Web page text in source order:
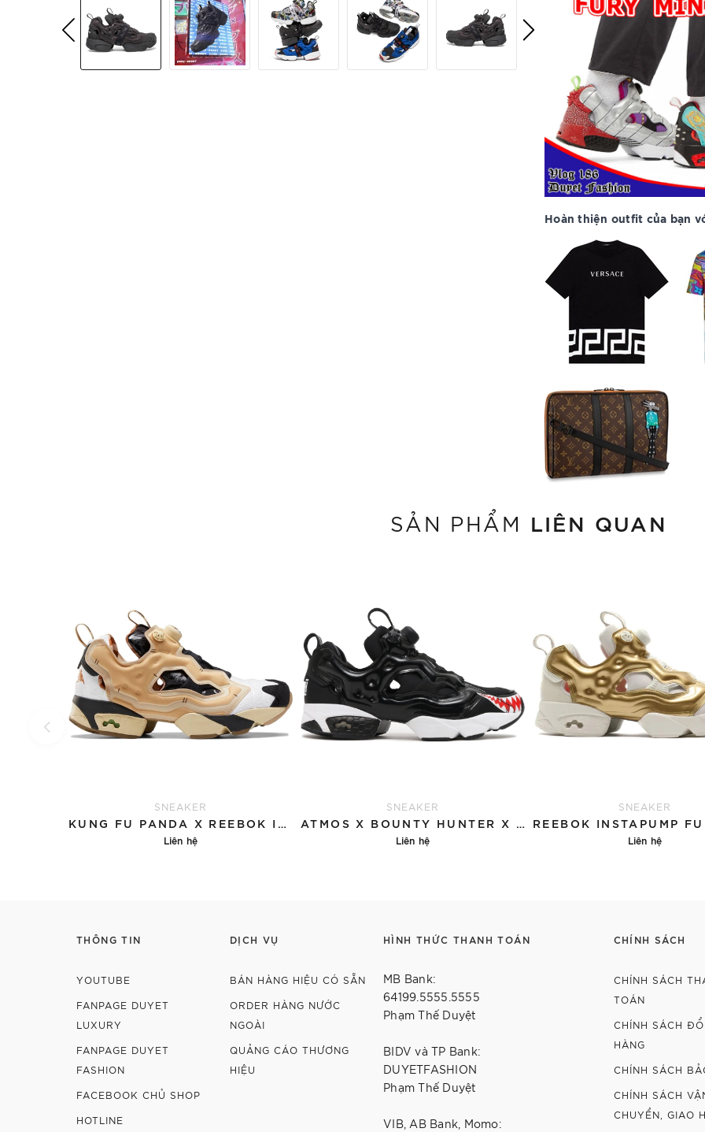
Hoàn thiện outfit của bạn
SẢN PHẨM LIÊN QUAN
SNEAKER
Liên hệ
SNEAKER
Liên hệ
SNEAKER
Liên hệ
THÔNG TIN
YOUTUBE
FANPAGE DUYET
LUXURY
FANPAGE DUYET
FASHION
FACEBOOK CHỦ SHOP
HOTLINE
DỊCH VỤ
BÁN HÀNG HIỆU CÓ SẴN
ORDER HÀNG NƯỚC
NGOÀI
QUẢNG CÁO THƯƠNG
HIỆU
HÌNH THỨC THANH TOÁN
MB Bank:
64199.5555.5555
Phạm Thế Duyệt
BIDV và TP Bank:
DUYETFASHION
Phạm Thế Duyệt
VIB, AB Bank, Momo:
CHÍNH SÁCH
CHÍNH SÁCH
TOÁN
CHÍNH SÁCH
HÀNG
CHÍNH SÁCH
CHÍNH SÁCH
CHUYỂN, GIAO